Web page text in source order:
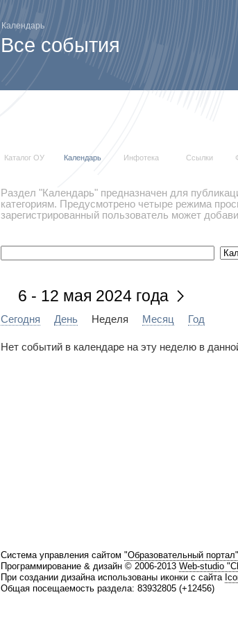
Каталог ОУ Календарь Инфотека Ссылки
Все события
Календарь
Раздел "Календарь" предназначен для
категориям. Предусмотрено четыре режима
зарегистрированный пользователь может
6 - 12 мая 2024 года
Сегодня День Неделя Месяц Год
Нет событий в календаре на эту неделю в
Система управления сайтом "Образовательный портал"
Программирование & дизайн © 2006-2013 Web-studio
При создании дизайна использованы иконки с сайта
Общая посещаемость раздела: 83932805 (+12456)